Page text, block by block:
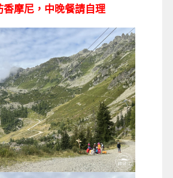
香摩尼，中晚餐請自理